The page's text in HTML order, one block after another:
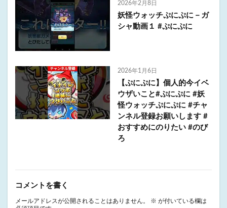
2026年2月8日
妖怪ウォッチぷにぷに－ガ
シャ動画１ #ぷにぷに
2026年1月6日
【ぷにぷに】個人的今イベ
ウザいこと#ぷにぷに #妖
怪ウォッチぷにぷに #チャ
ンネル登録お願いします #
おすすめにのりたい #のび
ろ
コメントを書く
メールアドレスが公開されることはありません。 ※ が付いている欄は